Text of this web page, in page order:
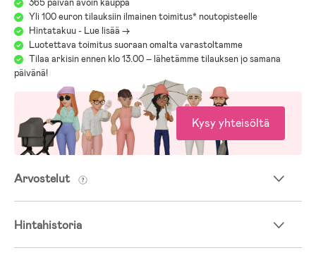
– Ei sisällä PFC-yhdisteitä
– BIONIC-FINISH®ECO -kylläste
– Päälliskangas: 100 % polyesteri.
– Vuori: 100 % polyesteri.
365 päivän avoin kauppa
Yli 100 euron tilauksiin ilmainen toimitus* noutopisteelle
Hintatakuu - Lue lisää ->
Luotettava toimitus suoraan omalta varastoltamme
Tilaa arkisin ennen klo 13.00 – lähetämme tilauksen jo samana
päivänä!
Kysy yhteisöltä
Arvostelut
Hintahistoria